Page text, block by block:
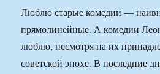
Люблю старые комедии —
прямолинейные. А комедии
люблю, несмотря на их
советской эпохе. В последние